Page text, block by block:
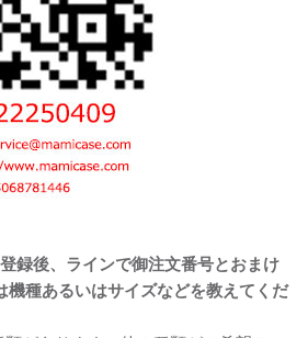
録後、ラインで御注文番号とおまけ
機種あるいはサイズなどを教えてくだ